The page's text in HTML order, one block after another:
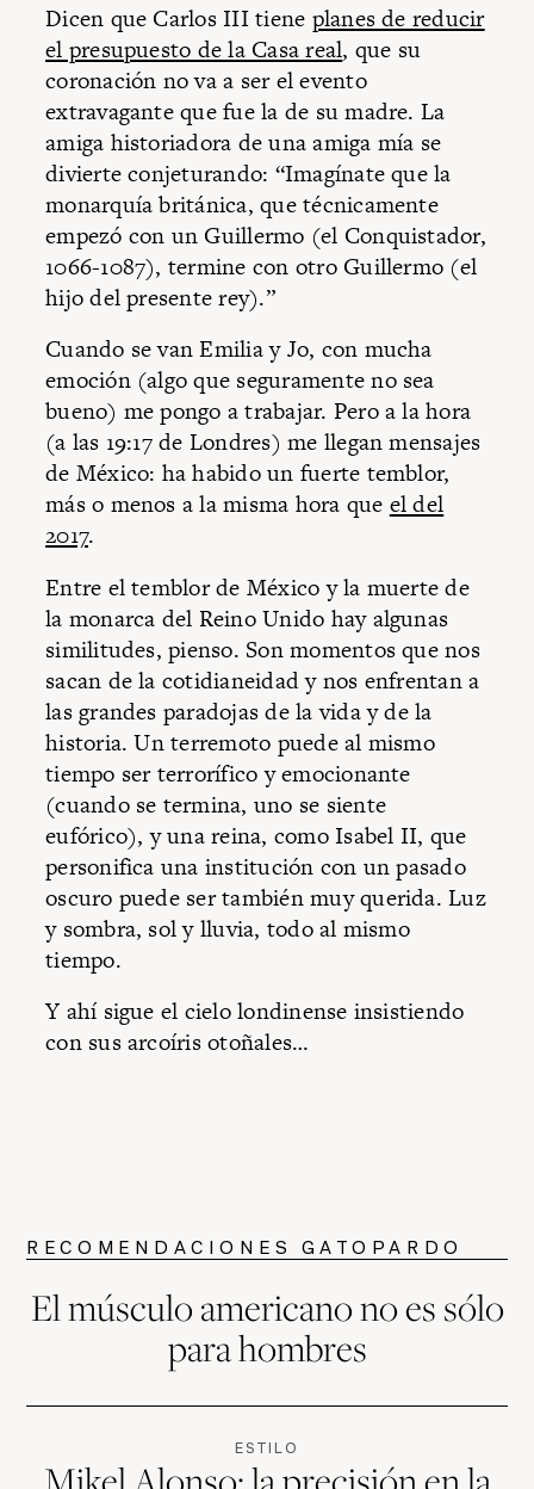
Dicen que Carlos III tiene planes de reducir
el presupuesto de la Casa real, que su
coronación no va a ser el evento
extravagante que fue la de su madre. La
amiga historiadora de una amiga mía se
divierte conjeturando: “Imagínate que la
monarquía británica, que técnicamente
empezó con un Guillermo (el Conquistador,
1066-1087), termine con otro Guillermo (el
hijo del presente rey).”
Cuando se van Emilia y Jo, con mucha
emoción (algo que seguramente no sea
bueno) me pongo a trabajar. Pero a la hora
(a las 19:17 de Londres) me llegan mensajes
de México: ha habido un fuerte temblor,
más o menos a la misma hora que el del
2017.
Entre el temblor de México y la muerte de
la monarca del Reino Unido hay algunas
similitudes, pienso. Son momentos que nos
sacan de la cotidianeidad y nos enfrentan a
las grandes paradojas de la vida y de la
historia. Un terremoto puede al mismo
tiempo ser terrorífico y emocionante
(cuando se termina, uno se siente
eufórico), y una reina, como Isabel II, que
personifica una institución con un pasado
oscuro puede ser también muy querida. Luz
y sombra, sol y lluvia, todo al mismo
tiempo.
Y ahí sigue el cielo londinense insistiendo
con sus arcoíris otoñales…
RECOMENDACIONES GATOPARDO
El músculo americano no es sólo
para hombres
ESTILO